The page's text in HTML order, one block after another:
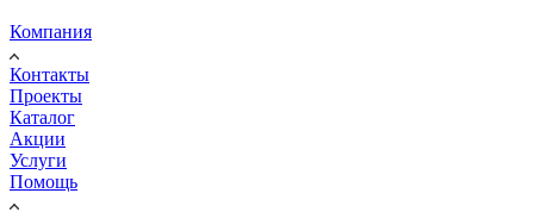
Компания
Контакты
Проекты
Каталог
Акции
Услуги
Помощь